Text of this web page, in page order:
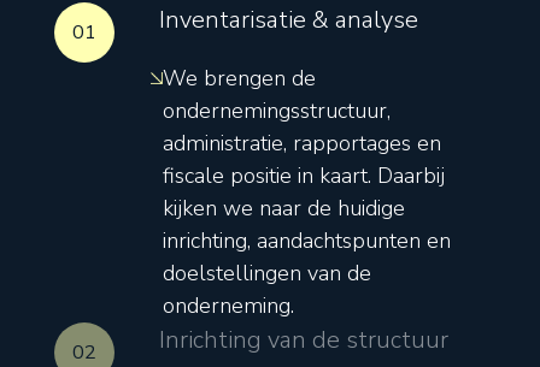
01
Inventarisatie & analyse
We brengen de
ondernemingsstructuur,
administratie, rapportages en
fiscale positie in kaart. Daarbij
kijken we naar de huidige
inrichting, aandachtspunten en
doelstellingen van de
onderneming.
02 Inrichting van de structuur